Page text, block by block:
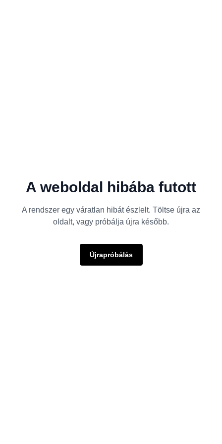
A weboldal hibába futott
A rendszer egy váratlan hibát észlelt. Töltse újra az
oldalt, vagy próbálja újra később.
Újrapróbálás